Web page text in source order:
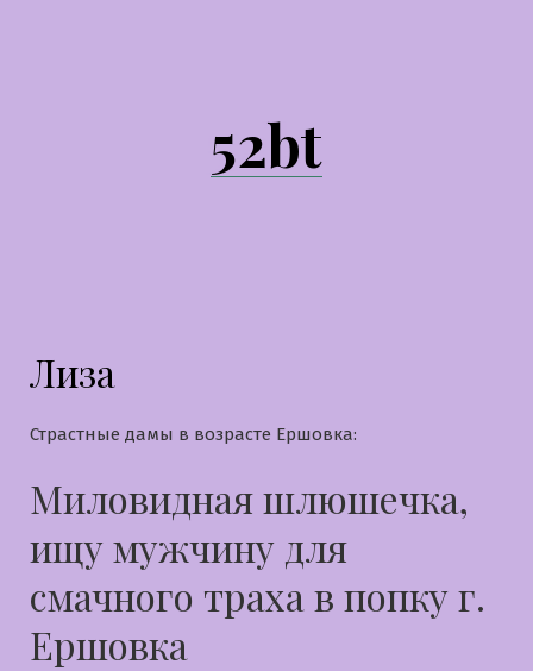
52bt
Лиза
Страстные дамы в возрасте Ершовка:
Миловидная шлюшечка,
ищу мужчину для
смачного траха в попку г.
Ершовка